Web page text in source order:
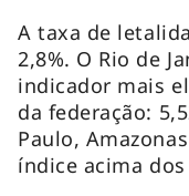
A taxa de
2,8%. O Rio de
indicador mais
da federação:
Paulo,
índice acima